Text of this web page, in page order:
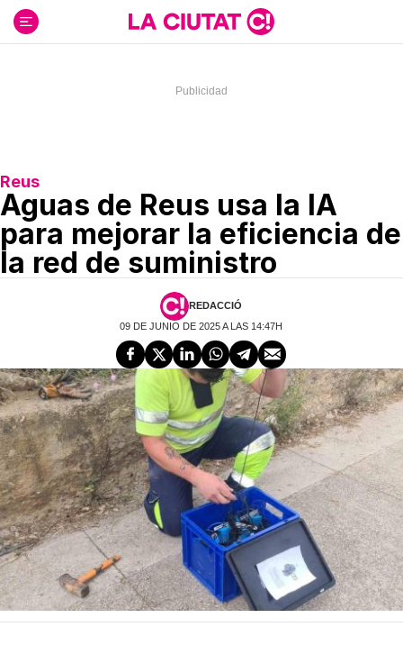
contenido
Reus
Aguas de Reus usa la IA
para mejorar la eficiencia de
la red de suministro
REDACCIÓ
09 DE JUNIO DE 2025 A LAS 14:47H